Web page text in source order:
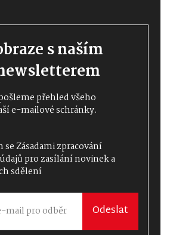
s naším
přehled všeho
e-mailové schránky.
seZásadami zpracování
pro zasílání novinek a
sdělení
Odeslat